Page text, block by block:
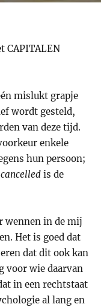
CAPITALEN
mislukt grapje
wordt gesteld,
van deze tijd.
enkele
hun persoon;
is de
wennen in de mij
Het is goed dat
dat dit ook kan
voor wie daarvan
in een rechtstaat
al lang en